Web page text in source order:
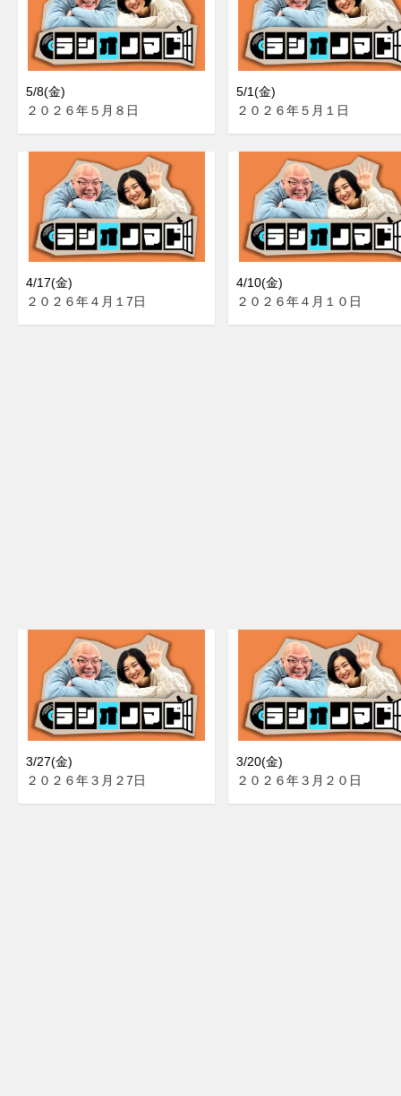
5/8(金)
２０２６年５月８日
5/1(金)
２０２６年５月１日
4/17(金)
２０２６年４月１7日
4/10(金)
２０２６年４月１０日
3/27(金)
２０２６年３月２7日
3/20(金)
２０２６年３月２０日